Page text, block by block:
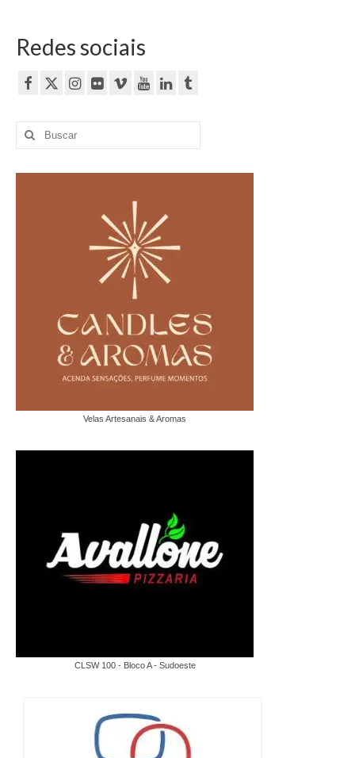
Redes sociais
Buscar
por:
Velas Artesanais & Aromas
CLSW 100 - Bloco A - Sudoeste